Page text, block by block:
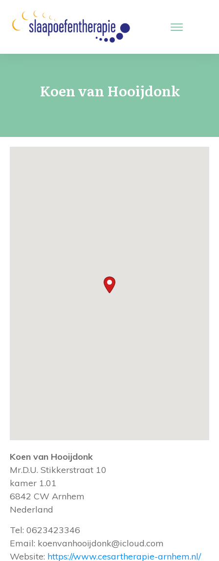
Koen van Hooijdonk
Koen van Hooijdonk
Mr.D.U. Stikkerstraat 10
kamer 1.01
6842 CW Arnhem
Nederland
Tel: 0623423346
Email: koenvanhooijdonk@icloud.com
Website: https://www.cesartherapie-arnhem.nl/